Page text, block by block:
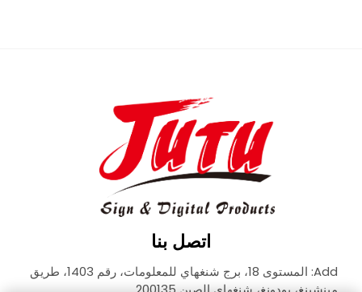
اتصل بنا
Add: المستوى 18، برج شنغهاي للمعلومات، رقم 1403، طريق